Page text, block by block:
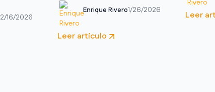
2/16/2026
Enrique Rivero1/26/2026
Leer artículo
Leer